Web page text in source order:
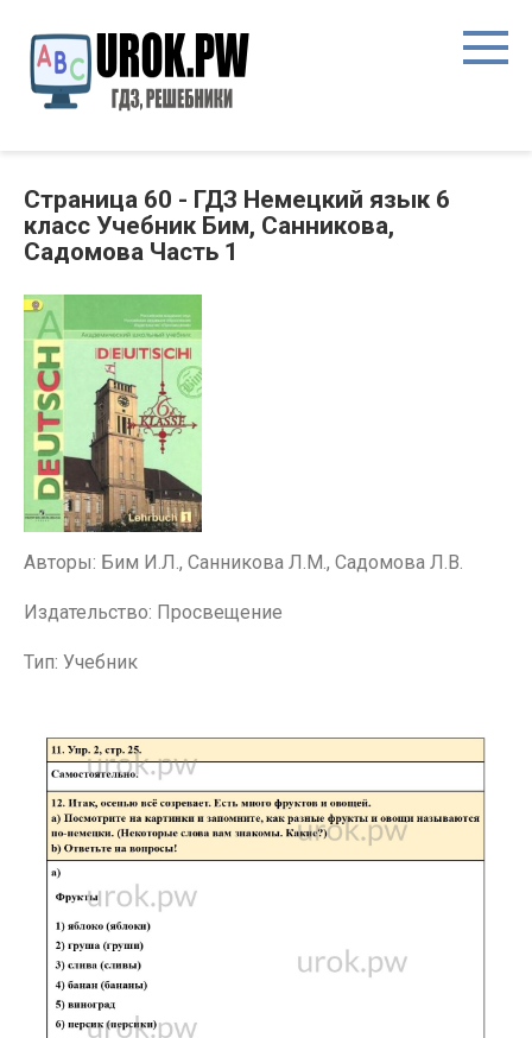
Страница 60 - ГДЗ Немецкий язык 6
класс Учебник Бим, Санникова,
Садомова Часть 1
Авторы: Бим И.Л., Санникова Л.М., Садомова Л.В.
Издательство: Просвещение
Тип: Учебник